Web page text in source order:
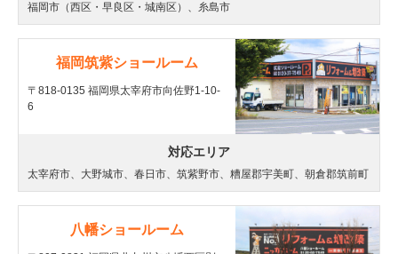
福岡市（西区・早良区・城南区）、糸島市
福岡筑紫ショールーム
〒818-0135 福岡県太宰府市向佐野1-10-
6
対応エリア
太宰府市、大野城市、春日市、筑紫野市、糟屋郡宇美町、朝倉郡筑前町
八幡ショールーム